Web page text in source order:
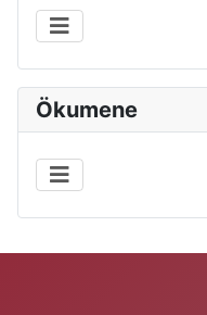
Ökumene